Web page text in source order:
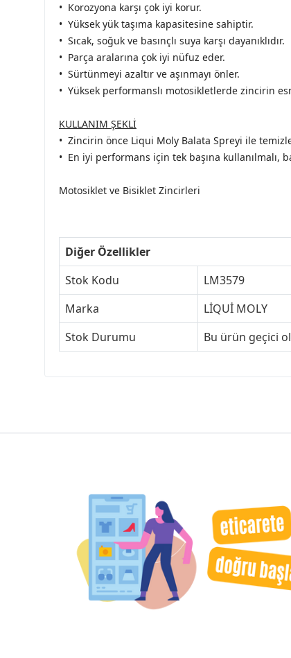
• Korozyona karşı çok iyi korur.
• Yüksek yük taşıma kapasitesine sahiptir.
• Sıcak, soğuk ve basınçlı suya karşı dayanıklıdır.
• Parça aralarına çok iyi nüfuz eder.
• Sürtünmeyi azaltır ve aşınmayı önler.
• Yüksek performanslı motosikletlerde zincirin
KULLANIM ŞEKLİ
• Zincirin önce Liqui Moly Balata Spreyi ile
• En iyi performans için tek başına kullanılmalı,
Motosiklet ve Bisiklet Zincirleri
Diğer Özellikler
Stok Kodu
LM3579
Marka
LİQUİ MOLY
Stok Durumu
Bu ürün geçici